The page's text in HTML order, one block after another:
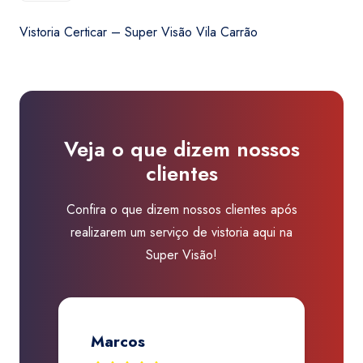
Vila
Vistoria Certicar – Super Visão Vila Carrão
Veja o que dizem nossos
clientes
Confira o que dizem nossos clientes após
realizarem um serviço de vistoria aqui na
Super Visão!
Jose Renato A. Martins